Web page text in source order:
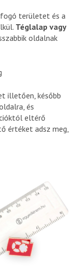
területet és a
Téglalap vagy
oldalnak
illetően, később
és
eltérő
értéket adsz meg,